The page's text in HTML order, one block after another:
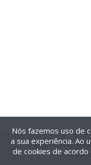
@2014-2026
Termos de
Nós fazemos uso de
a sua experiência. Ao
de cookies de acordo